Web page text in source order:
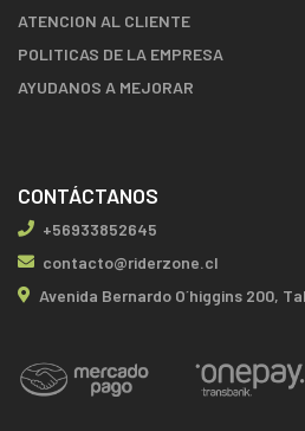
ATENCION AL CLIENTE
POLITICAS DE LA EMPRESA
AYUDANOS A MEJORAR
CONTÁCTANOS
+56933852645
contacto@riderzone.cl
Avenida Bernardo O´higgins 200,